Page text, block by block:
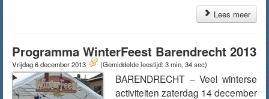
Lees meer
Programma WinterFeest Barendrecht 2013
Vrijdag 6 december 2013 (Gemiddelde leestijd: 3 min, 34 sec)
BARENDRECHT – Veel winterse
activiteiten zaterdag 14 december